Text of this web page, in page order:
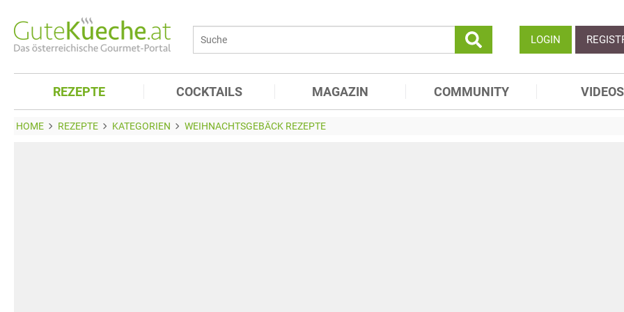
LOGIN
REZEPTE COCKTAILS MAGAZIN COMMUNITY VIDEOS
HOME REZEPTE KATEGORIEN WEIHNACHTSGEBÄCK REZEPTE